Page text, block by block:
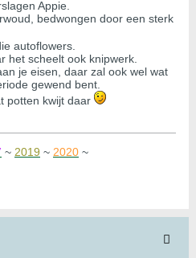
Appie.
bedwongen door een sterk
autoflowers.
het scheelt ook knipwerk.
je eisen, daar zal ook wel wat
gewend bent.
potten kwijt daar
~ 2019 ~ 2020 ~